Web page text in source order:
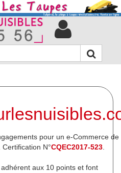
pour un e-Commerce de
. Certification N°CQEC2017-523
aux 10 points et font